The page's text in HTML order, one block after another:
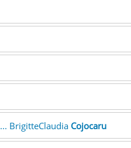
... BrigitteClaudia Cojocaru